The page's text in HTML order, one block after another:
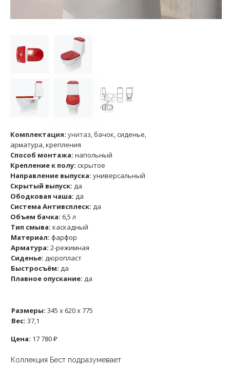
Коллекция Бест подразумевает
Комплектация: унитаз, бачок, сиденье,
арматура, крепления
Способ монтажа: напольный
Крепление к полу: скрытое
Направление выпуска: универсальный
Скрытый выпуск: да
Ободковая чаша: да
Система Антивсплеск: да
Объем бачка: 6,5 л
Тип смыва: каскадный
Материал: фарфор
Арматура: 2-режимная
Сиденье: дюропласт
Быстросъём: да
Плавное опускание: да
Размеры: 345 x 620 x 775
Вес: 37,1
Цена: 17 780 ₽